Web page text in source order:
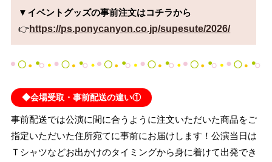
▼イベントグッズの事前注文はコチラから
👉https://ps.ponycanyon.co.jp/supesute/2026/
◆会場受取・事前配送の違い①
事前配送では公演に間に合うように注文いただいた商品をご
指定いただいた住所宛てに事前にお届けします！公演当日は
Ｔシャツなどお出かけのタイミングから身に着けて出発でき